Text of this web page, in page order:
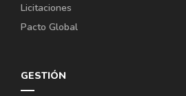
Licitaciones
Pacto Global
GESTIÓN